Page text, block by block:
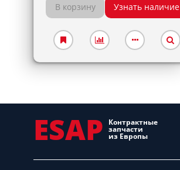
В корзину Узнать наличие
ESAP Контрактные
запчасти
из Европы